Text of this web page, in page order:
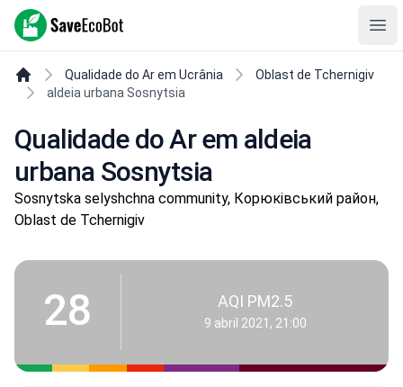
SaveEcoBot
Qualidade do Ar em Ucrânia
Oblast de Tchernigiv
aldeia urbana Sosnytsia
Qualidade do Ar em aldeia
urbana Sosnytsia
Sosnytska selyshchna community, Корюківський район,
Oblast de Tchernigiv
28 AQI PM2.5
9 abril 2021, 21:00